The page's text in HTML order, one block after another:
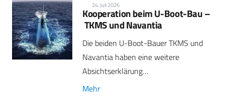
24. Juli 2026
Kooperation beim U-Boot-Bau –
TKMS und Navantia
Die beiden U-Boot-Bauer TKMS und
Navantia haben eine weitere
Absichtserklärung…
Mehr